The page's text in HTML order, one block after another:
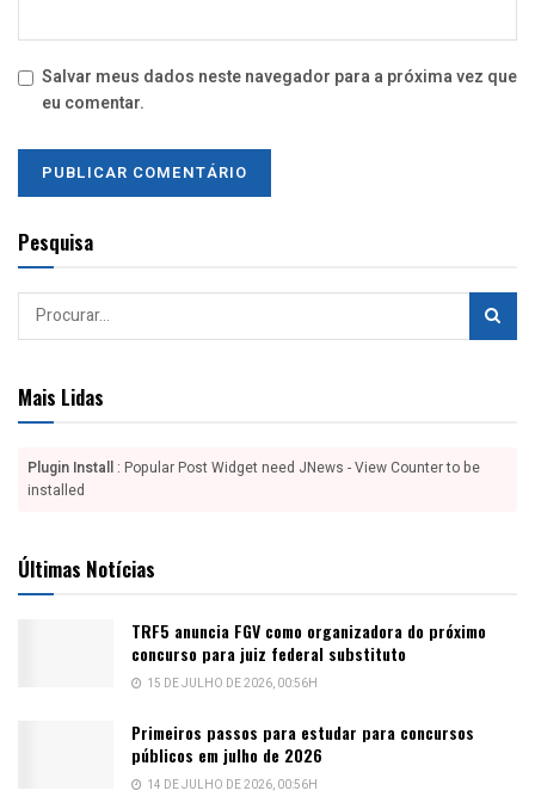
Salvar meus dados neste navegador para a próxima vez que
eu comentar.
Pesquisa
Mais Lidas
Plugin Install : Popular Post Widget need JNews - View Counter to be
installed
Últimas Notícias
TRF5 anuncia FGV como organizadora do próximo
concurso para juiz federal substituto
15 DE JULHO DE 2026, 00:56H
Primeiros passos para estudar para concursos
públicos em julho de 2026
14 DE JULHO DE 2026, 00:56H